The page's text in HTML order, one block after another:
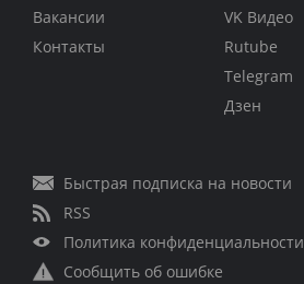
Вакансии
Контакты
VK Видео
Rutube
Telegram
Дзен
Быстрая подписка на новости
RSS
Политика конфиденциальности
Сообщить об ошибке